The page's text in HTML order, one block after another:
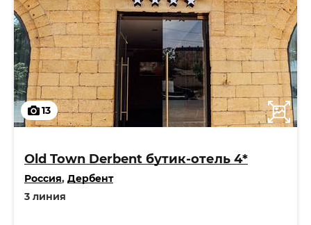
13
Old Town Derbent бутик-отель 4*
Россия, Дербент
3 линия